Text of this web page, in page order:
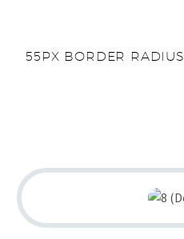
55PX BORDER RADIUS